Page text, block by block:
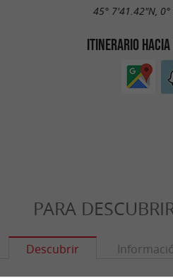
45° 7'41.42"N,
ITINERARIO
PARA
Descubrir